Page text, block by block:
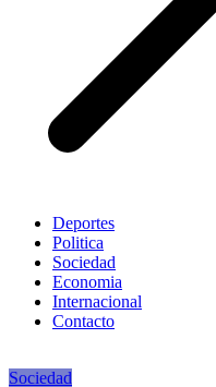
Deportes
Politica
Sociedad
Economia
Internacional
Contacto
Sociedad